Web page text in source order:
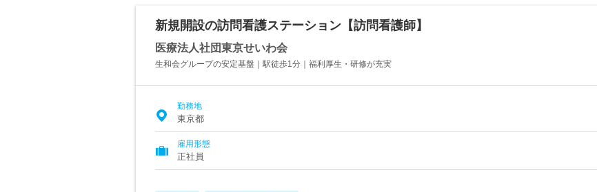
新規開設の訪問看護ステーション【訪問看護師】
医療法人社団東京せいわ会
生和会グループの安定基盤｜駅徒歩1分｜福利厚生・研修が充実
勤務地
東京都
雇用形態
正社員